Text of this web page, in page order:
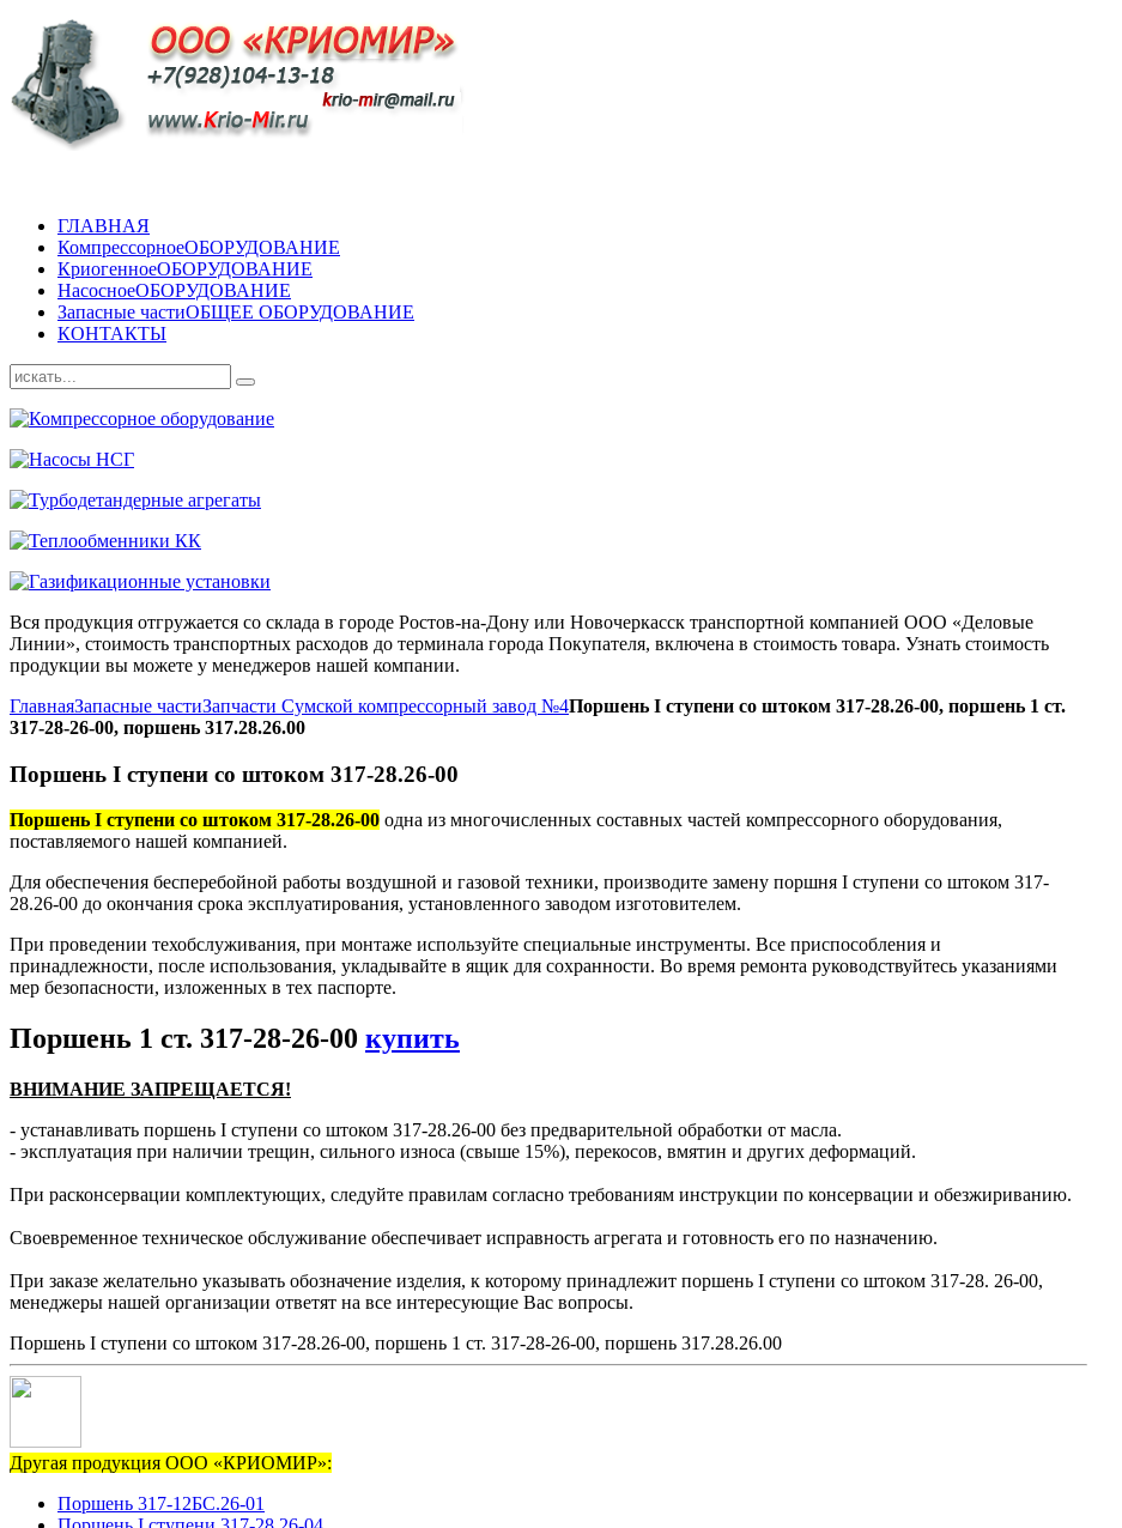
ГЛАВНАЯ
КомпрессорноеОБОРУДОВАНИЕ
КриогенноеОБОРУДОВАНИЕ
НасосноеОБОРУДОВАНИЕ
Запасные частиОБЩЕЕ ОБОРУДОВАНИЕ
КОНТАКТЫ
Вся продукция отгружается со склада в городе Ростов-на-Дону или Новочеркасск транспортной компанией ООО «Деловые
Линии», стоимость транспортных расходов до терминала города Покупателя, включена в стоимость товара. Узнать стоимость
продукции вы можете у менеджеров нашей компании.
ГлавнаяЗапасные частиЗапчасти Сумской компрессорный завод №4Поршень I ступени со штоком 317-28.26-00, поршень 1 ст.
317-28-26-00, поршень 317.28.26.00
Поршень I ступени со штоком 317-28.26-00
Поршень I ступени со штоком 317-28.26-00 одна из многочисленных составных частей компрессорного оборудования,
поставляемого нашей компанией.
Для обеспечения бесперебойной работы воздушной и газовой техники, производите замену поршня І ступени со штоком 317-
28.26-00 до окончания срока эксплуатирования, установленного заводом изготовителем.
При проведении техобслуживания, при монтаже используйте специальные инструменты. Все приспособления и
принадлежности, после использования, укладывайте в ящик для сохранности. Во время ремонта руководствуйтесь указаниями
мер безопасности, изложенных в тех паспорте.
Поршень 1 ст. 317-28-26-00 купить
ВНИМАНИЕ ЗАПРЕЩАЕТСЯ!
- устанавливать поршень І ступени со штоком 317-28.26-00 без предварительной обработки от масла.
- эксплуатация при наличии трещин, сильного износа (свыше 15%), перекосов, вмятин и других деформаций.
При расконсервации комплектующих, следуйте правилам согласно требованиям инструкции по консервации и обезжириванию.
Своевременное техническое обслуживание обеспечивает исправность агрегата и готовность его по назначению.
При заказе желательно указывать обозначение изделия, к которому принадлежит поршень I ступени со штоком 317-28. 26-00,
менеджеры нашей организации ответят на все интересующие Вас вопросы.
Поршень I ступени со штоком 317-28.26-00, поршень 1 ст. 317-28-26-00, поршень 317.28.26.00
Другая продукция ООО «КРИОМИР»:
Поршень 317-12БС.26-01